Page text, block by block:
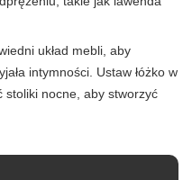
układ mebli, aby
intymności. Ustaw łóżko w
nocne, aby stworzyć